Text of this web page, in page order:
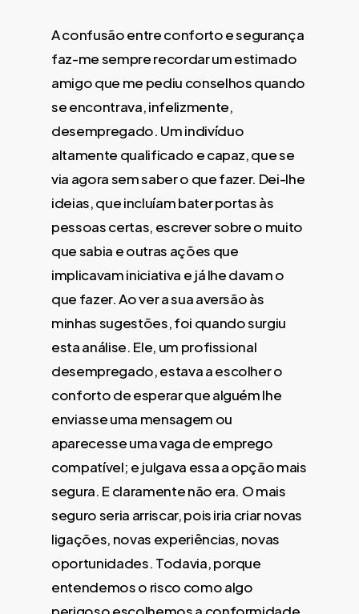
A confusão entre conforto e segurança
faz-me sempre recordar um estimado
amigo que me pediu conselhos quando
se encontrava, infelizmente,
desempregado. Um indivíduo
altamente qualificado e capaz, que se
via agora sem saber o que fazer. Dei-lhe
ideias, que incluíam bater portas às
pessoas certas, escrever sobre o muito
que sabia e outras ações que
implicavam iniciativa e já lhe davam o
que fazer. Ao ver a sua aversão às
minhas sugestões, foi quando surgiu
esta análise. Ele, um profissional
desempregado, estava a escolher o
conforto de esperar que alguém lhe
enviasse uma mensagem ou
aparecesse uma vaga de emprego
compatível; e julgava essa a opção mais
segura. E claramente não era. O mais
seguro seria arriscar, pois iria criar novas
ligações, novas experiências, novas
oportunidades. Todavia, porque
entendemos o risco como algo